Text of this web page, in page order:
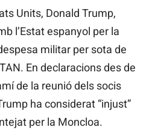
Units, Donald Trump,
l’Estat espanyol per la
militar per sota de
En declaracions des de
de la reunió dels socis
ha considerat “injust”
per la Moncloa.